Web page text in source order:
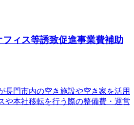
ィス等誘致促進事業費補助
長門市内の空き施設や空き家を活用
や本社移転を行う際の整備費・運営